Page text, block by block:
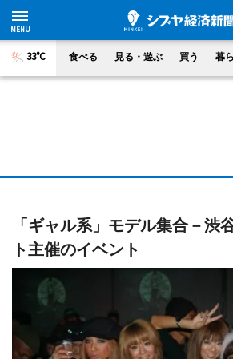
33°C 食べる 見る・遊ぶ 買う 暮
「ギャル系」モデル集合－渋
ト主催のイベント